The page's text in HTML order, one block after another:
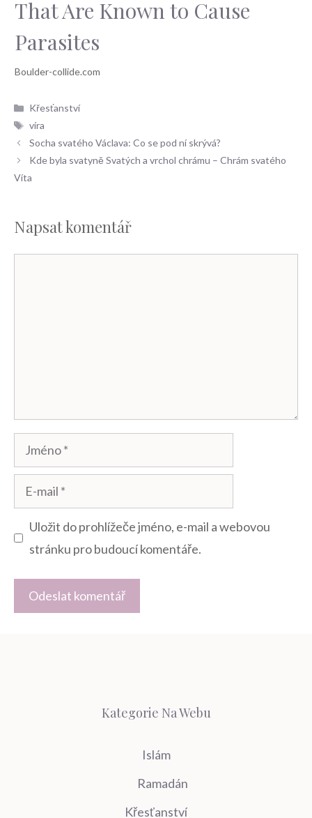
That Are Known to Cause
Parasites
Rubriky
Křesťanství
Štítky
víra
Socha svatého Václava: Co se pod ní skrývá?
Kde byla svatyně Svatých a vrchol chrámu – Chrám svatého
Víta
Napsat komentář
Jméno
mail
Uložit do prohlížeče jméno, e-mail a webovou
stránku pro budoucí komentáře.
Kategorie Na Webu
Islám
Ramadán
Křesťanství